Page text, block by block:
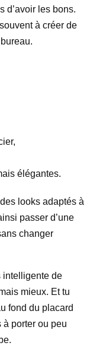
d’avoir les bons.
à créer de
élégantes.
looks adaptés à
passer d’une
changer
intelligente de
mieux. Et tu
fond du placard
à porter ou peu